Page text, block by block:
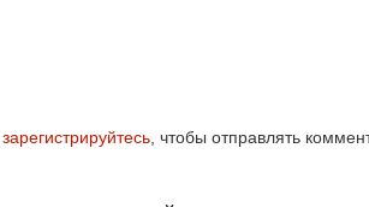
зарегистрируйтесь , чтобы отправлять